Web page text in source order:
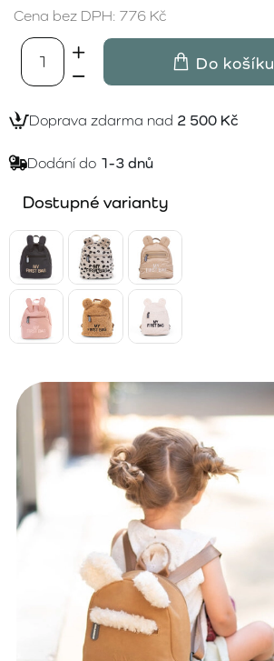
Cena bez DPH: 776 Kč
Do košíku
Doprava zdarma nad 2 500 Kč
Dodání do 1-3 dnů
Dostupné varianty